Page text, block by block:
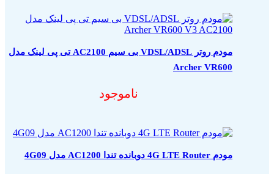
مودم روتر VDSL/ADSL بی سیم AC2100 تی پی لینک مدل
Archer VR600
ناموجود
مودم 4G LTE Router دوبانده تندا AC1200 مدل 4G09